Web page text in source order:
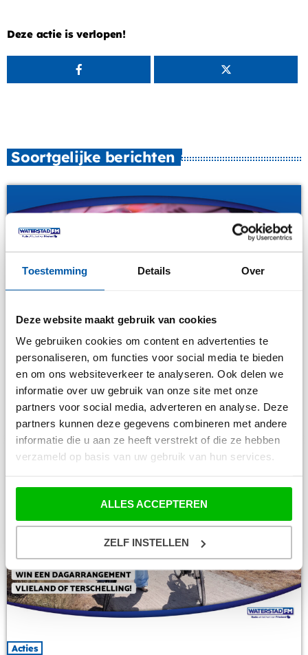
Toestemming Details Over
Deze website maakt gebruik van cookies
We gebruiken cookies om content en advertenties te
personaliseren, om functies voor social media te bieden
en om ons websiteverkeer te analyseren. Ook delen we
informatie over uw gebruik van onze site met onze
partners voor social media, adverteren en analyse. Deze
partners kunnen deze gegevens combineren met andere
informatie die u aan ze heeft verstrekt of die ze hebben
verzameld op basis van uw gebruik van hun services.
ALLES ACCEPTEREN
ZELF INSTELLEN
Deze actie is verlopen!
Soortgelijke berichten
Acties
Merke Wergea passe-partouts winnen?
Acties